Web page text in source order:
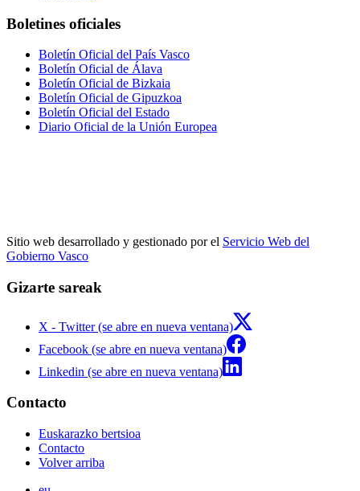
Boletines oficiales
Boletín Oficial del País Vasco
Boletín Oficial de Álava
Boletín Oficial de Bizkaia
Boletín Oficial de Gipuzkoa
Boletín Oficial del Estado
Diario Oficial de la Unión Europea
Sitio web desarrollado y gestionado por el Servicio Web del
Gobierno Vasco
Gizarte sareak
X - Twitter (se abre en nueva ventana)
Facebook (se abre en nueva ventana)
Linkedin (se abre en nueva ventana)
Contacto
Euskarazko bertsioa
Contacto
Volver arriba